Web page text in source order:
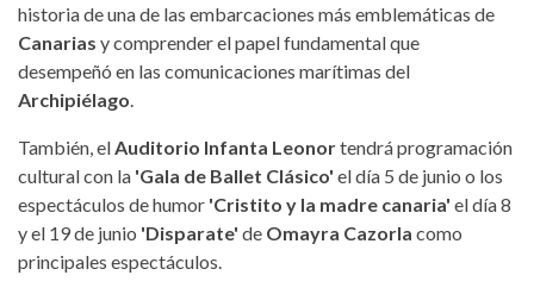
historia de una de las embarcaciones más emblemáticas de
Canarias y comprender el papel fundamental que
desempeñó en las comunicaciones marítimas del
Archipiélago.
También, elAuditorio Infanta Leonortendrá programación
cultural con la 'Gala de Ballet Clásico' el día 5 de junio o los
espectáculos de humor 'Cristito y la madre canaria' el día 8
y el 19 de junio 'Disparate' de Omayra Cazorla como
principales espectáculos.